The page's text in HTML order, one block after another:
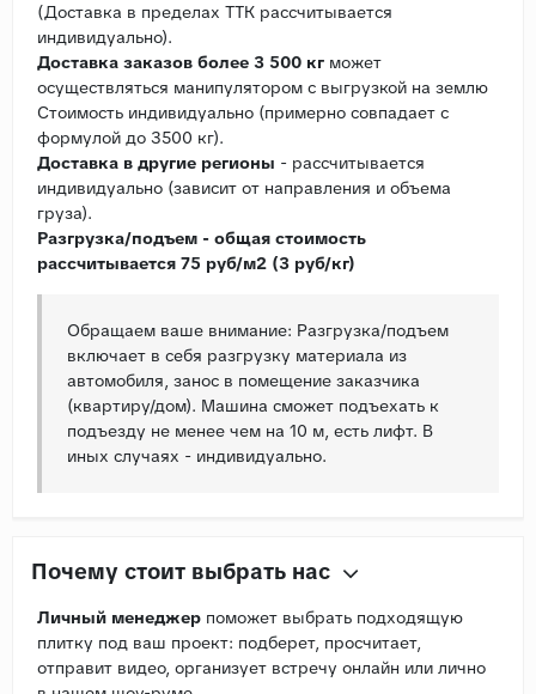
(Доставка в пределах ТТК рассчитывается
индивидуально).
Доставка заказов более 3 500 кг может
осуществляться манипулятором с выгрузкой на землю
Стоимость индивидуально (примерно совпадает с
формулой до 3500 кг).
Доставка в другие регионы - рассчитывается
индивидуально (зависит от направления и объема
груза).
Разгрузка/подъем - общая стоимость
рассчитывается 75 руб/м2 (3 руб/кг)
Обращаем ваше внимание: Разгрузка/подъем
включает в себя разгрузку материала из
автомобиля, занос в помещение заказчика
(квартиру/дом). Машина сможет подъехать к
подъезду не менее чем на 10 м, есть лифт. В
иных случаях - индивидуально.
Почему стоит выбрать нас
Личный менеджер поможет выбрать подходящую
плитку под ваш проект: подберет, просчитает,
отправит видео, организует встречу онлайн или лично